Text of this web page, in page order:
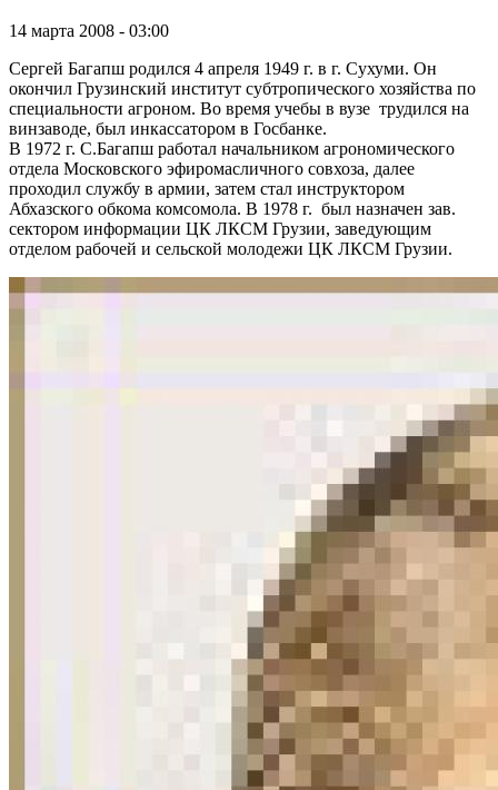
14 марта 2008 - 03:00
Сергей Багапш родился 4 апреля 1949 г. в г. Сухуми. Он
окончил Грузинский институт субтропического хозяйства по
специальности агроном. Во время учебы в вузе трудился на
винзаводе, был инкассатором в Госбанке.
В 1972 г. С.Багапш работал начальником агрономического
отдела Московского эфиромасличного совхоза, далее
проходил службу в армии, затем стал инструктором
Абхазского обкома комсомола. В 1978 г. был назначен зав.
сектором информации ЦК ЛКСМ Грузии, заведующим
отделом рабочей и сельской молодежи ЦК ЛКСМ Грузии.